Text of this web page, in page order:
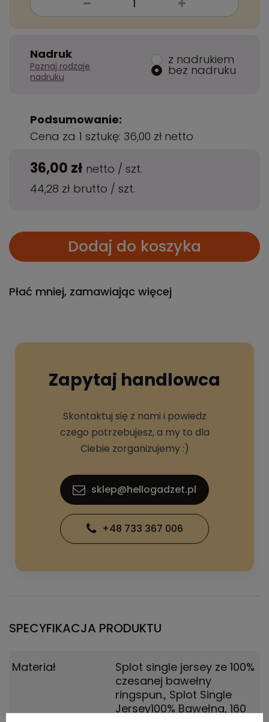
Nadruk
Poznaj rodzaje
nadruku
z nadrukiem
bez nadruku
Podsumowanie:
Cena za 1 sztukę: 36,00 zł netto
36,00 zł netto / szt.
44,28 zł brutto / szt.
Dodaj do koszyka
Płać mniej, zamawiając więcej
Zapytaj handlowca
Skontaktuj się z nami i powiedz
czego potrzebujesz, a my to dla
Ciebie zorganizujemy :)
sklep@hellogadzet.pl
+48 733 367 006
SPECYFIKACJA PRODUKTU
Materiał
Splot single jersey ze 100%
czesanej bawełny
ringspun., Splot Single
Jersey100% Bawełna, 160